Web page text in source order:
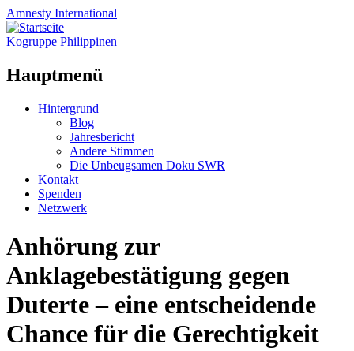
Amnesty International
Kogruppe Philippinen
Hauptmenü
Zum
Hintergrund
Blog
Jahresbericht
Andere Stimmen
Die Unbeugsamen Doku SWR
Kontakt
Spenden
Netzwerk
Anhörung zur
Anklagebestätigung gegen
Duterte – eine entscheidende
Chance für die Gerechtigkeit